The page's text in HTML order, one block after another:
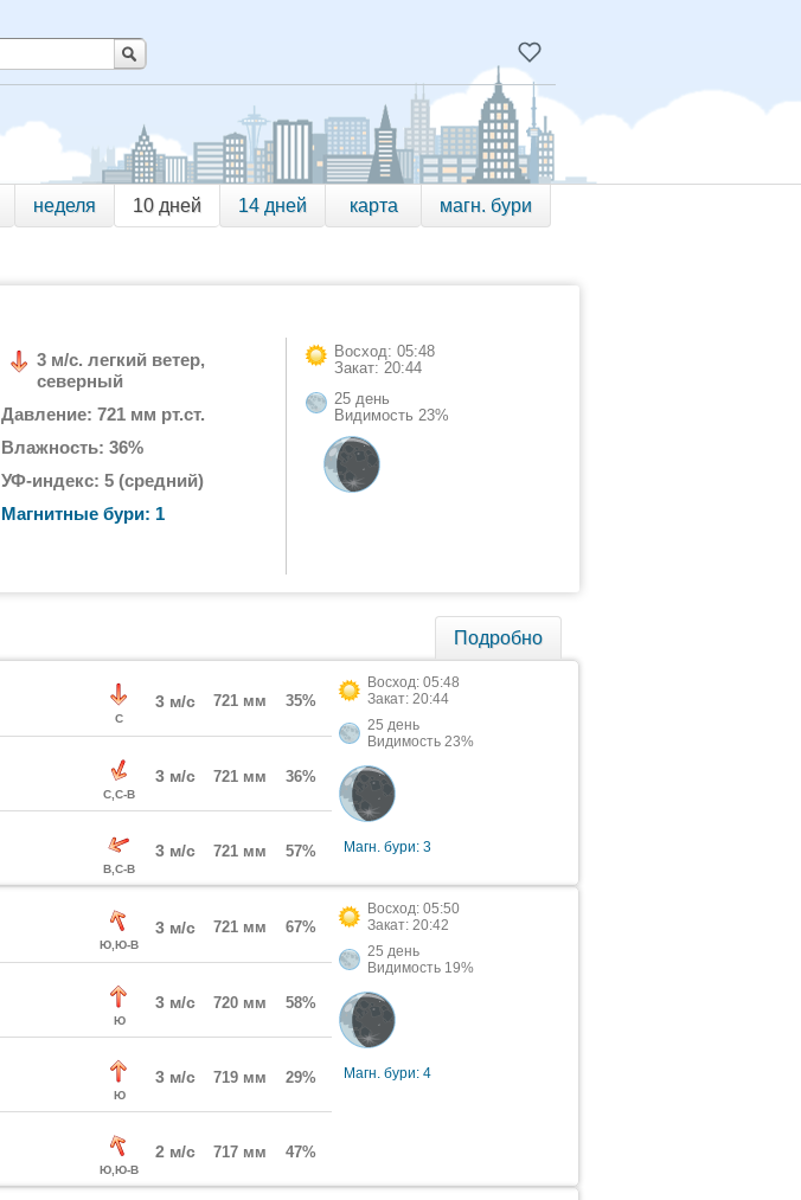
неделя 10 дней 14 дней карта магн. бури
3 м/с. легкий ветер,
северный
Давление: 721 мм рт.ст.
Влажность: 36%
УФ-индекс: 5 (средний)
Магнитные бури: 1
Восход: 05:48
Закат: 20:44
25 день
Видимость 23%
Подробно
С
3 м/с 721 мм 35%
С,С-В
3 м/с 721 мм 36%
В,С-В
3 м/с 721 мм 57%
Восход: 05:48
Закат: 20:44
25 день
Видимость 23%
Магн. бури: 3
Ю,Ю-В
3 м/с 721 мм 67%
Ю
3 м/с 720 мм 58%
Ю
3 м/с 719 мм 29%
Ю,Ю-В
2 м/с 717 мм 47%
Восход: 05:50
Закат: 20:42
25 день
Видимость 19%
Магн. бури: 4